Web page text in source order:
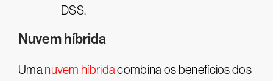
DSS.
Nuvem híbrida
Uma nuvem híbridacombina os benefícios dos